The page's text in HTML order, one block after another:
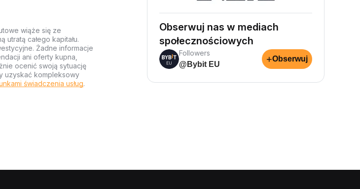
wiąże się ze
utratą całego kapitału.
Żadne informacje
ani oferty kupna,
ocenić swoją sytuację
uzyskać kompleksowy
świadczenia usług.
Obserwuj nas w mediach
społecznościowych
Followers
@Bybit EU
+Obserwuj